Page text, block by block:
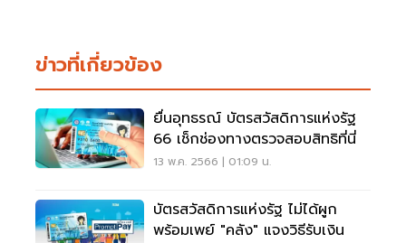
ข่าวที่เกี่ยวข้อง
ยื่นอุทธรณ์ บัตรสวัสดิการแห่งรัฐ
66 เช็กช่องทางตรวจสอบสิทธิที่นี่
13 พ.ค. 2566 | 01:09 น.
บัตรสวัสดิการแห่งรัฐ ไม่ได้ผูก
พร้อมเพย์ "คลัง" แจงวิธีรับเงิน